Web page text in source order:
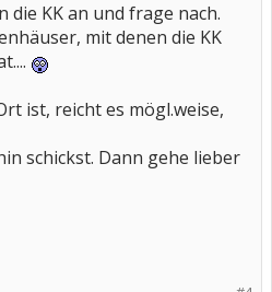
die KK an und frage nach.
mit denen die KK
ist, reicht es mögl.weise,
schickst. Dann gehe lieber